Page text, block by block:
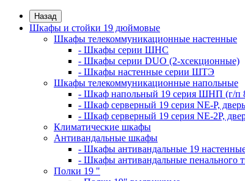
Назад
Шкафы и стойки 19 дюймовые
Шкафы телекоммуникационные настенные
- Шкафы серии ШНС
- Шкафы серии DUO (2-хсекционные)
- Шкафы настенные серии ШТЭ
Шкафы телекоммуникационные напольные
- Шкаф напольный 19 серия ШНП (г/п
- Шкаф серверный 19 серия NE-P,
- Шкаф серверный 19 серия NE-2P,
Климатические шкафы
Антивандальные шкафы
- Шкафы антивандальные 19
- Шкафы антивандальные пенального
Полки 19 "